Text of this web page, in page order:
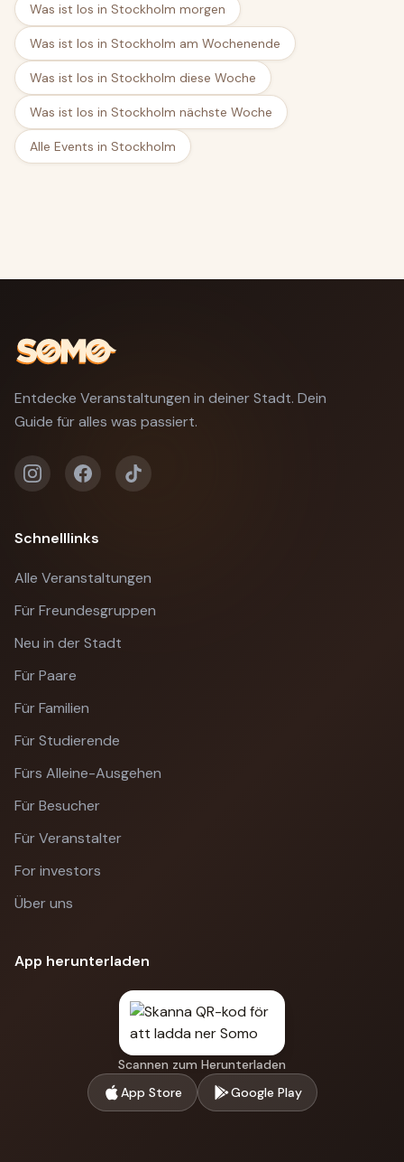
Was ist los in Stockholm morgen
Was ist los in Stockholm am Wochenende
Was ist los in Stockholm diese Woche
Was ist los in Stockholm nächste Woche
Alle Events in Stockholm
Entdecke Veranstaltungen in deiner Stadt. Dein
Guide für alles was passiert.
Schnelllinks
Alle Veranstaltungen
Für Freundesgruppen
Neu in der Stadt
Für Paare
Für Familien
Für Studierende
Fürs Alleine-Ausgehen
Für Besucher
Für Veranstalter
For investors
Über uns
App herunterladen
Scannen zum Herunterladen
App Store
Google Play